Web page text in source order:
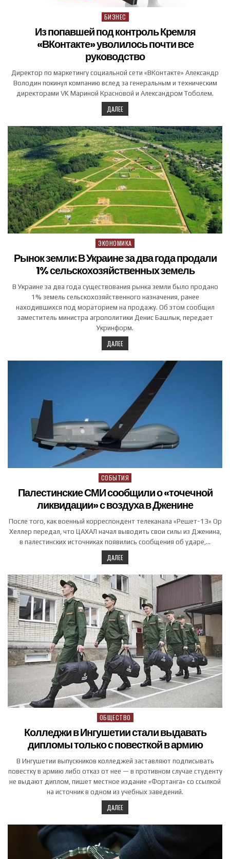
Posted in
БИЗНЕС
Из попавшей под контроль Кремля
«ВКонтакте» уволилось почти все
руководство
Директор по маркетингу социальной сети «ВКонтакте» Александр
Володин покинул компанию вслед за генеральным и техническим
директорами VK Мариной Красновой и Александром Тоболем.
ДАЛЕЕ
Posted in
ЭКОНОМИКА
Рынок земли: В Украине за два года продали
1% сельскохозяйственных земель
В Украине за два года существования рынка земли было продано
1% земель сельскохозяйственного назначения, ранее
находившихся под мораторием на продажу. Об этом сообщил
заместитель министра агрополитики Денис Башлык, передает
Укринформ.
ДАЛЕЕ
Posted in
СОБЫТИЯ
Палестинские СМИ сообщили о «точечной
ликвидации» с воздуха в Дженине
После того, как военный корреспондент телеканала «Решет-13» Ор
Хеллер передал, что ЦАХАЛ начал выводить свои силы из Дженина,
в палестинских источниках появились сообщения об ударе,…
ДАЛЕЕ
Posted in
ОБЩЕСТВО
Колледжи в Ингушетии стали выдавать
дипломы только с повесткой в армию
В Ингушетии выпускников колледжей заставляют подписывать
повестку в армию либо отказ от нее — в противном случае студенту
не выдают диплом, пишет местное издание «Фортанга» со ссылкой
на источник в одном из учебных заведений.
ДАЛЕЕ